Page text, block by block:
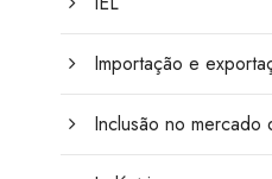
Importação e
Inclusão no mercado